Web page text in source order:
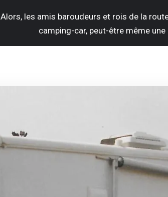
Alors, les amis baroudeurs et rois de la
camping-car, peut-être même